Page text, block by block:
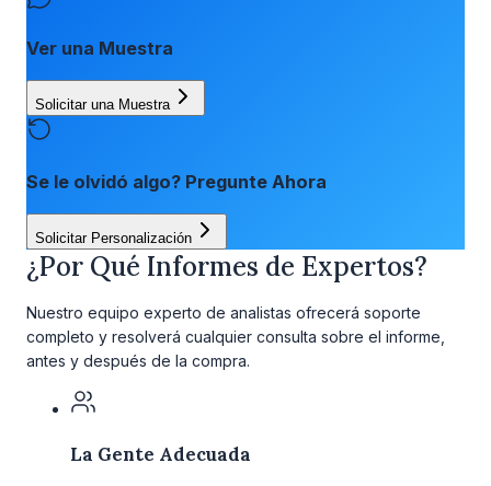
Ver una Muestra
Solicitar una Muestra
Se le olvidó algo? Pregunte Ahora
Solicitar Personalización
¿Por Qué Informes de Expertos?
Nuestro equipo experto de analistas ofrecerá soporte
completo y resolverá cualquier consulta sobre el informe,
antes y después de la compra.
La Gente Adecuada